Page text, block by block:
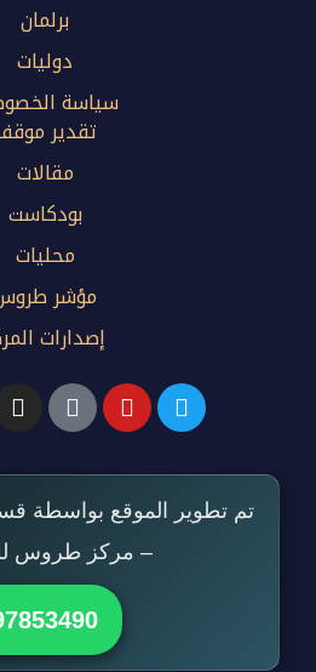
برلمان
دوليات
سياسة
تقدير
مقالات
بودكاست
محليات
مؤشر
إصدارات
تم تطوير الموقع بواسطة
– مركز طروس